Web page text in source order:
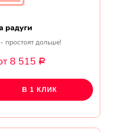
радуги
простоят дольше!
8 515 Р
В 1 КЛИК